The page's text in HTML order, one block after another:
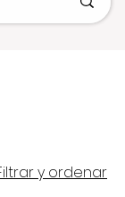
y ordenar